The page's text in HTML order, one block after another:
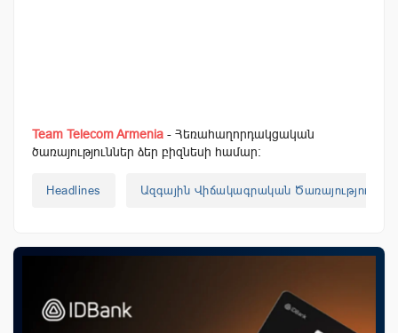
Team Telecom Armenia - Հեռահաղորդակցական
ծառայություններ ձեր բիզնեսի համար:
Headlines Ազգային Վիճակագրական Ծառայություն